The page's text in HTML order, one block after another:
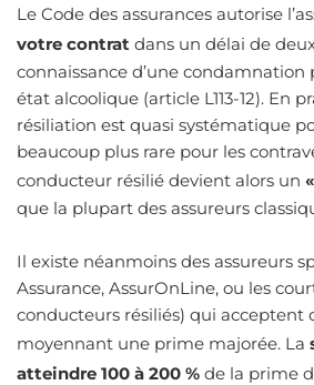
Le Code des assurances autorise
votre contrat dans un délai de
connaissance d’une
état alcoolique (article L113-12). En
résiliation est quasi systématique
beaucoup plus rare pour les
conducteur résilié devient alors un
que la plupart des assureurs
Il existe néanmoins des assureurs
Assurance, AssurOnLine, ou les
conducteurs résiliés) qui acceptent
moyennant une prime majorée. La
atteindre 100 à 200 % de la prime